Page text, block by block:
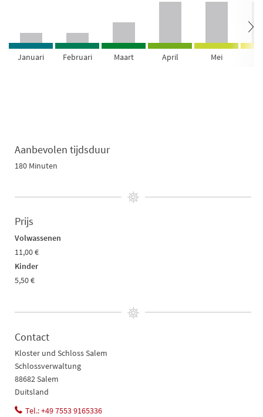
Januari Februari Maart April Mei
Aanbevolen tijdsduur
180 Minuten
Prijs
Volwassenen
11,00 €
Kinder
5,50 €
Contact
Kloster und Schloss Salem
Schlossverwaltung
88682 Salem
Duitsland
Tel.: +49 7553 9165336